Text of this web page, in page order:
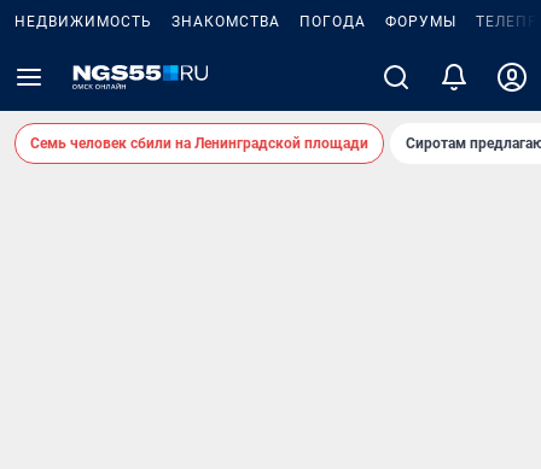
НЕДВИЖИМОСТЬ ЗНАКОМСТВА ПОГОДА ФОРУМЫ
Семь человек сбили на Ленинградской площади Сиротам